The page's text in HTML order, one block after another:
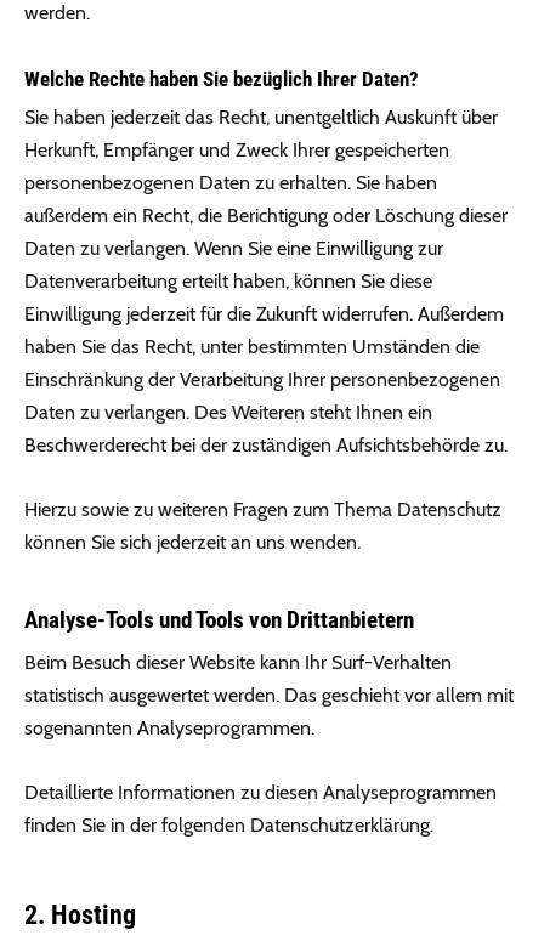
werden.
Welche Rechte haben Sie bezüglich Ihrer Daten?
Sie haben jederzeit das Recht, unentgeltlich Auskunft über
Herkunft, Empfänger und Zweck Ihrer gespeicherten
personenbezogenen Daten zu erhalten. Sie haben
außerdem ein Recht, die Berichtigung oder Löschung dieser
Daten zu verlangen. Wenn Sie eine Einwilligung zur
Datenverarbeitung erteilt haben, können Sie diese
Einwilligung jederzeit für die Zukunft widerrufen. Außerdem
haben Sie das Recht, unter bestimmten Umständen die
Einschränkung der Verarbeitung Ihrer personenbezogenen
Daten zu verlangen. Des Weiteren steht Ihnen ein
Beschwerderecht bei der zuständigen Aufsichtsbehörde zu.
Hierzu sowie zu weiteren Fragen zum Thema Datenschutz
können Sie sich jederzeit an uns wenden.
Analyse-Tools und Tools von Dritt­anbietern
Beim Besuch dieser Website kann Ihr Surf-Verhalten
statistisch ausgewertet werden. Das geschieht vor allem mit
sogenannten Analyseprogrammen.
Detaillierte Informationen zu diesen Analyseprogrammen
finden Sie in der folgenden Datenschutzerklärung.
2. Hosting